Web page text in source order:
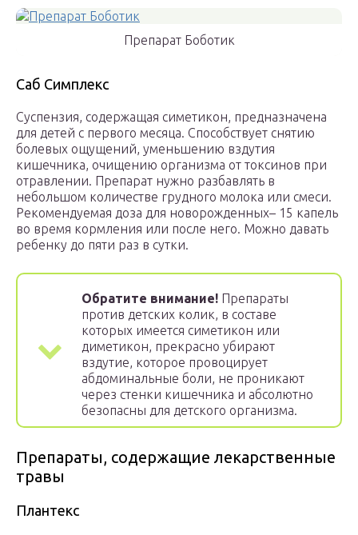
Препарат Боботик
Саб Симплекс
Суспензия, содержащая симетикон, предназначена
для детей с первого месяца. Способствует снятию
болевых ощущений, уменьшению вздутия
кишечника, очищению организма от токсинов при
отравлении. Препарат нужно разбавлять в
небольшом количестве грудного молока или смеси.
Рекомендуемая доза для новорожденных– 15 капель
во время кормления или после него. Можно давать
ребенку до пяти раз в сутки.
Обратите внимание! Препараты
против детских колик, в составе
которых имеется симетикон или
диметикон, прекрасно убирают
вздутие, которое провоцирует
абдоминальные боли, не проникают
через стенки кишечника и абсолютно
безопасны для детского организма.
Препараты, содержащие лекарственные
травы
Плантекс